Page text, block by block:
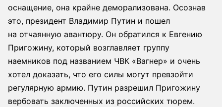
оснащение, она крайне деморализована. Осознав
это, президент Владимир Путин и пошел
на отчаянную авантюру. Он обратился к Евгению
Пригожину, который возглавляет группу
наемников под названием ЧВК «Вагнер» и очень
хотел доказать, что его силы могут превзойти
регулярную армию. Путин разрешил Пригожину
вербовать заключенных из российских тюрем.